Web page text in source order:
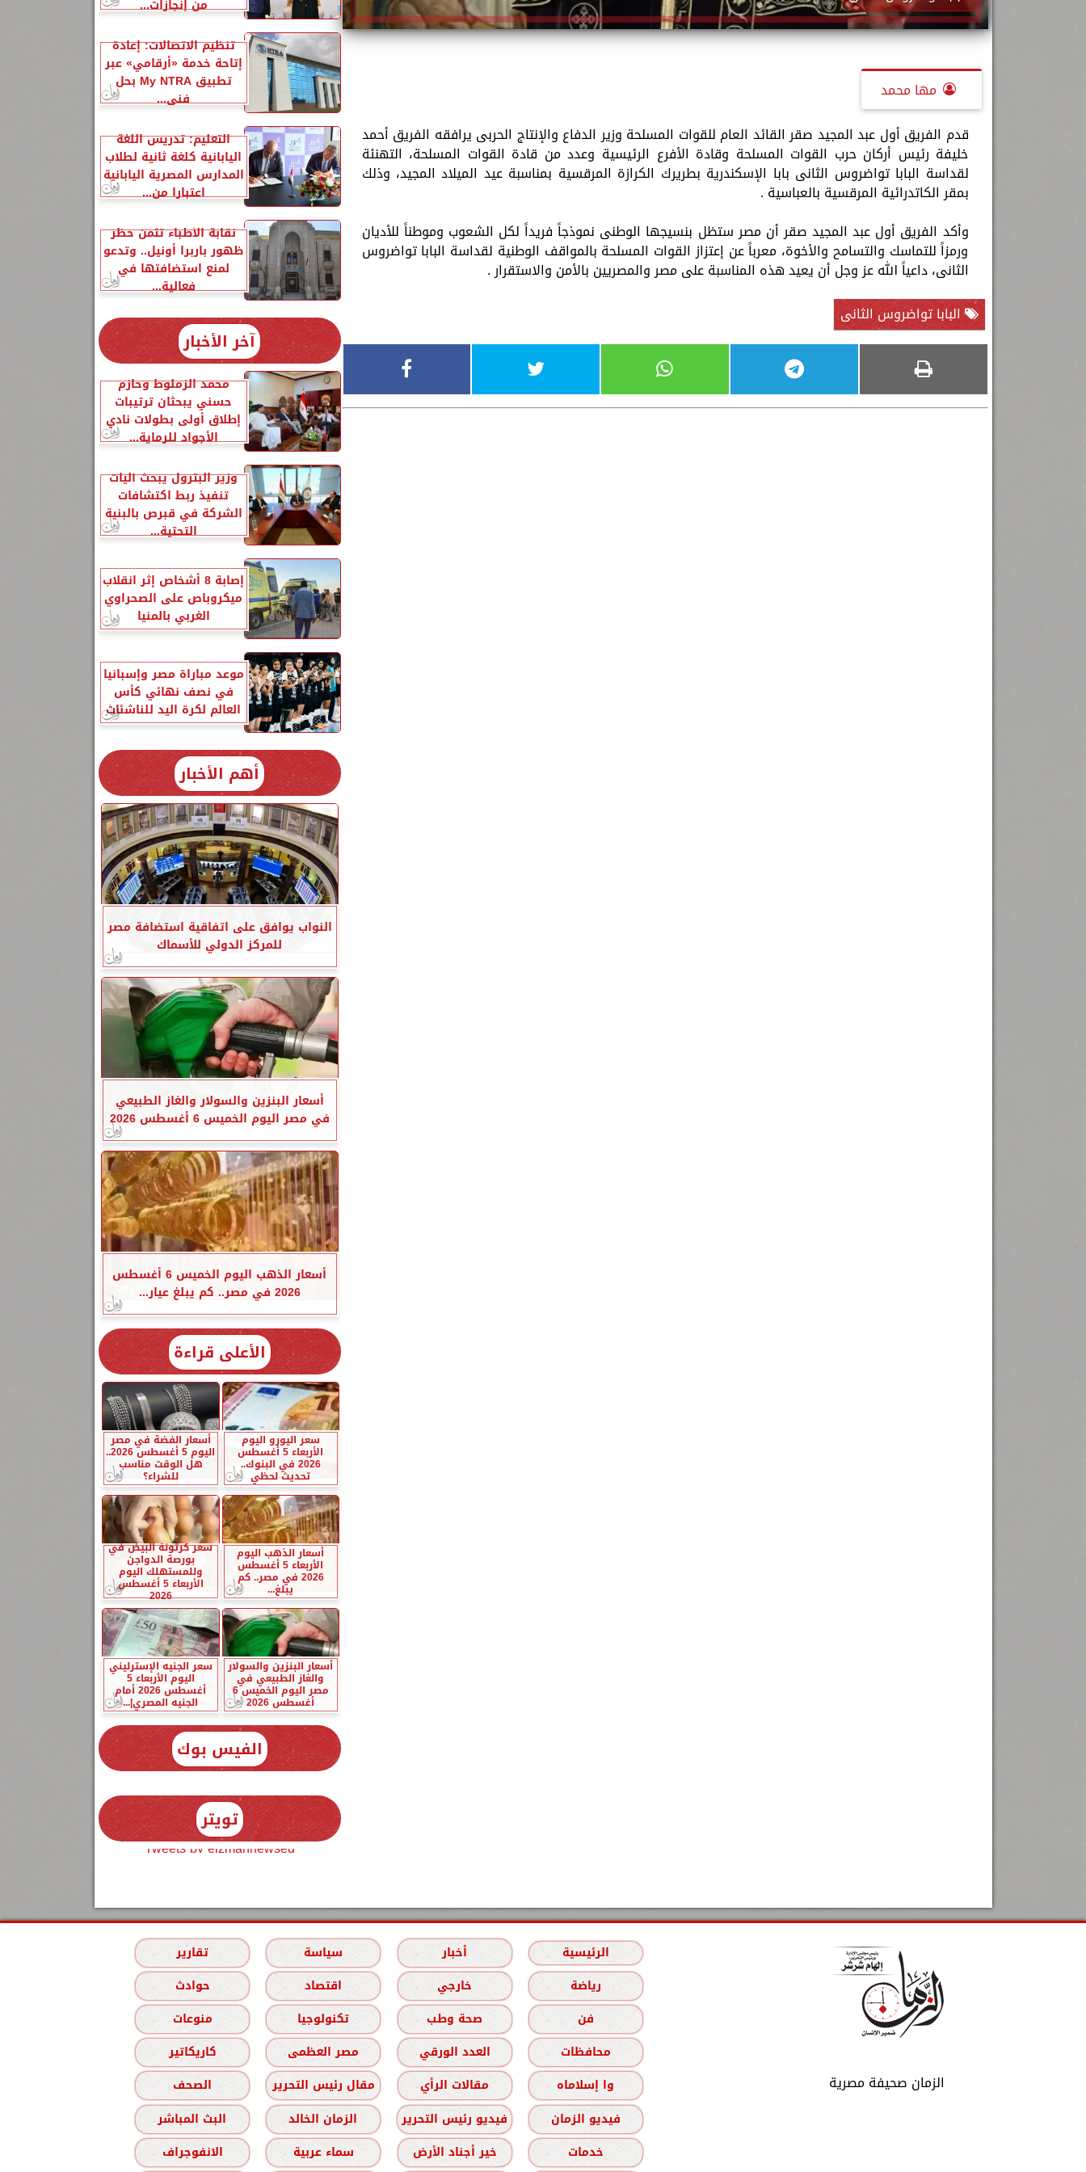
مها محمد
قدم الفريق أول عبد المجيد صقر القائد العام للقوات المسلحة وزير الدفاع والإنتاج الحربى يرافقه الفريق أحمد
خليفة رئيس أركان حرب القوات المسلحة وقادة الأفرع الرئيسية وعدد من قادة القوات المسلحة، التهنئة
لقداسة البابا تواضروس الثانى بابا الإسكندرية بطريرك الكرازة المرقسية بمناسبة عيد الميلاد المجيد، وذلك
بمقر الكاتدرائية المرقسية بالعباسية .
وأكد الفريق أول عبد المجيد صقر أن مصر ستظل بنسيجها الوطنى نموذجاً فريداً لكل الشعوب وموطناً للأديان
ورمزاً للتماسك والتسامح والأخوة، معرباً عن إعتزاز القوات المسلحة بالمواقف الوطنية لقداسة البابا تواضروس
الثانى، داعياً الله عز وجل أن يعيد هذه المناسبة على مصر والمصريين بالأمن والاستقرار .
البابا تواضروس الثانى
من إنجازات...
تنظيم الاتصالات: إعادة
إتاحة خدمة «أرقامي» عبر
تطبيق My NTRA بحل
فني...
التعليم: تدريس اللغة
اليابانية كلغة ثانية لطلاب
المدارس المصرية اليابانية
اعتبارا من...
نقابة الأطباء تثمن حظر
ظهور باربرا أونيل.. وتدعو
لمنع استضافتها في
فعالية...
آخر الأخبار
محمد الزملوط وحازم
حسني يبحثان ترتيبات
إطلاق أولى بطولات نادي
الأجواد للرماية...
وزير البترول يبحث آليات
تنفيذ ربط اكتشافات
الشركة في قبرص بالبنية
التحتية...
إصابة 8 أشخاص إثر انقلاب
ميكروباص على الصحراوي
الغربي بالمنيا
موعد مباراة مصر وإسبانيا
في نصف نهائي كأس
العالم لكرة اليد للناشئات
أهم الأخبار
النواب يوافق على اتفاقية استضافة مصر
للمركز الدولي للأسماك
أسعار البنزين والسولار والغاز الطبيعي
في مصر اليوم الخميس 6 أغسطس 2026
أسعار الذهب اليوم الخميس 6 أغسطس
2026 في مصر.. كم يبلغ عيار...
الأعلى قراءة
سعر اليورو اليوم
الأربعاء 5 أغسطس
2026 في البنوك..
تحديث لحظي
أسعار الفضة في مصر
اليوم 5 أغسطس 2026..
هل الوقت مناسب
للشراء؟
أسعار الذهب اليوم
الأربعاء 5 أغسطس
2026 في مصر.. كم
يبلغ...
سعر كرتونة البيض في
بورصة الدواجن
وللمستهلك اليوم
الأربعاء 5 أغسطس
2026
أسعار البنزين والسولار
والغاز الطبيعي في
مصر اليوم الخميس 6
أغسطس 2026
سعر الجنيه الإسترليني
اليوم الأربعاء 5
أغسطس 2026 أمام
الجنيه المصري|...
الفيس بوك
تويتر
Tweets by elzmannewseg
الزمان صحيفة مصرية
الرئيسية أخبار سياسة
تقارير
رياضة
خارجي اقتصاد
حوادث
فن
صحة وطب تكنولوجيا
منوعات
محافظات
العدد الورقي مصر العظمى
كاريكاتير
وا إسلاماه
مقالات الرأي مقال رئيس التحرير
الصحف
فيديو الزمان
فيديو رئيس التحرير الزمان الخالد
البث المباشر
خدمات
خير أجناد الأرض سماء عربية الانفوجراف